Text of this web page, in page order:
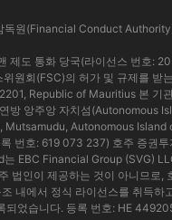
원(Financial Conduct
도 통화 당국(라이선스 번호:
원회(FSC)의 허가 및 규제를
Republic of Mauritius 본 기
앙주앙 자치섬(Autonomous
Mutsamudu, Autonomous
번호: 619 073 237) 호주 증권
EBC Financial Group (SVG)
법인이 제공하는 것이 아니므로
내에서 정식 라이선스를 취득
되었습니다. 등록 번호: HE